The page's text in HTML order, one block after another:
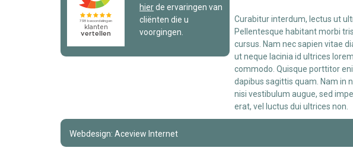
Curabitur interdum, lectus ut
Pellentesque habitant morbi
cursus. Nam nec sapien vitae
ut neque lacinia id ultrices
commodo. Quisque porttitor
dapibus sagittis quam. Nam in
nisi vestibulum augue, sed
erat, vel luctus dui ultrices non.
hierde ervaringen van
cliënten die u
voorgingen.
Webdesign: Aceview Internet